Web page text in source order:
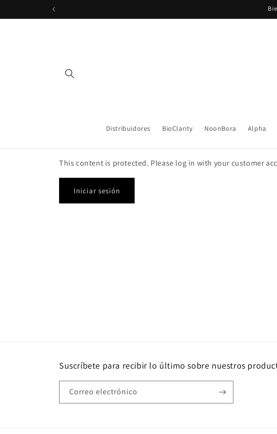
directamente
al contenido
Distribuidores BioClarity NoonBora Alpha
This content is protected. Please log in with your customer
Iniciar sesión
Suscríbete para recibir lo último sobre nuestros
Correo electrónico